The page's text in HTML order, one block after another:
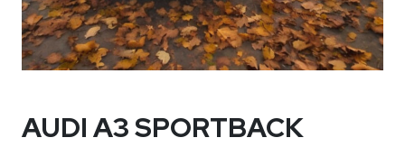
AUDI A3 SPORTBACK